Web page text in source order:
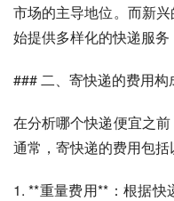
市场的主导地位。而新
始提供多样化的快递服务
### 二、寄快递的费用构
在分析哪个快递便宜之前
通常，寄快递的费用包括
1. **重量费用**：根据